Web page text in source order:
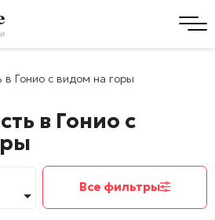
Гонио с видом на горы
в Гонио с
Все фильтры